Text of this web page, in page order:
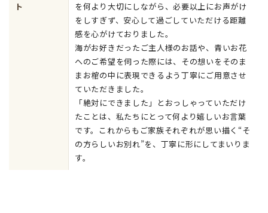
ト
を何より大切にしながら、必要以上にお声がけ
をしすぎず、安心して過ごしていただける距離
感を心がけておりました。
海がお好きだったご主人様のお話や、青いお花
へのご希望を伺った際には、その想いをそのま
まお棺の中に表現できるよう丁寧にご用意させ
ていただきました。
「絶対にできました」とおっしゃっていただけ
たことは、私たちにとって何より嬉しいお言葉
です。これからもご家族それぞれが思い描く“そ
の方らしいお別れ”を、丁寧に形にしてまいりま
す。